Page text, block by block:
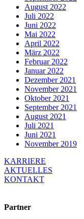
August 2022
Juli 2022
Juni 2022
Mai 2022
April 2022
März 2022
Februar 2022
Januar 2022
Dezember 2021
November 2021
Oktober 2021
September 2021
August 2021
Juli 2021
Juni 2021
November 2019
KARRIERE
AKTUELLES
KONTAKT
Partner